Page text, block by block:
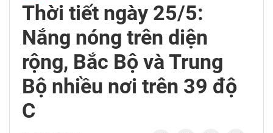
Thời tiết ngày 25/5:
Nắng nóng trên diện
rộng, Bắc Bộ và Trung
Bộ nhiều nơi trên 39 độ
C